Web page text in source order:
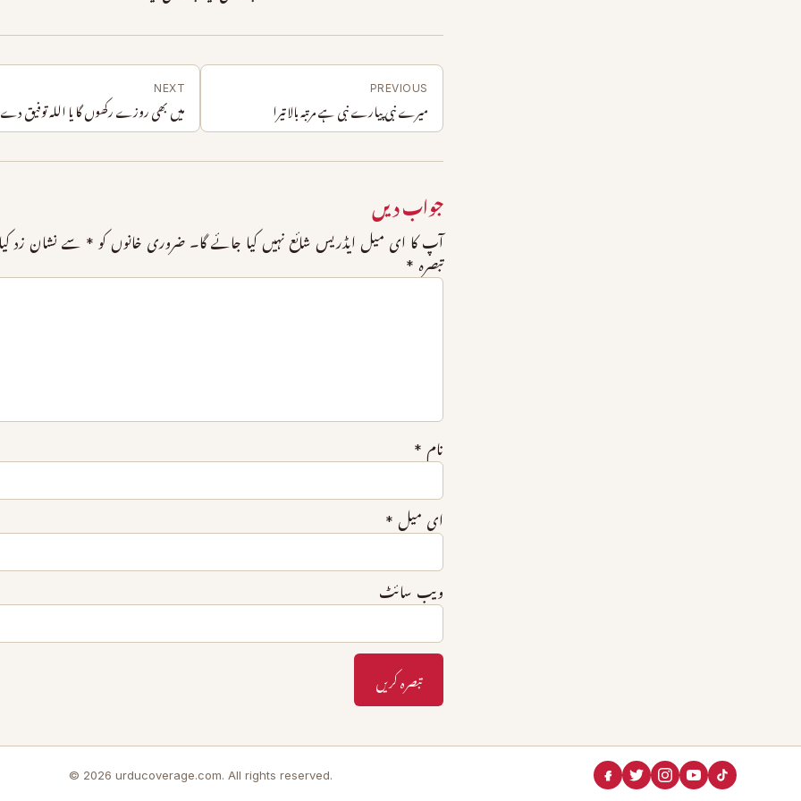
PREVIOUS
میرے نبی پیارے نبی ہے مرتبہ بالا تیرا
NEXT
میں بھی روزے رکھوں گا یا اللہ توفیق دے
جواب دیں
آپ کا ای میل ایڈریس شائع نہیں کیا جائے گا۔ ضروری خانوں کو * سے نشان زد
تبصرہ *
نام *
ای میل *
ویب‌ سائٹ
© 2026 urducoverage.com. All rights reserved.